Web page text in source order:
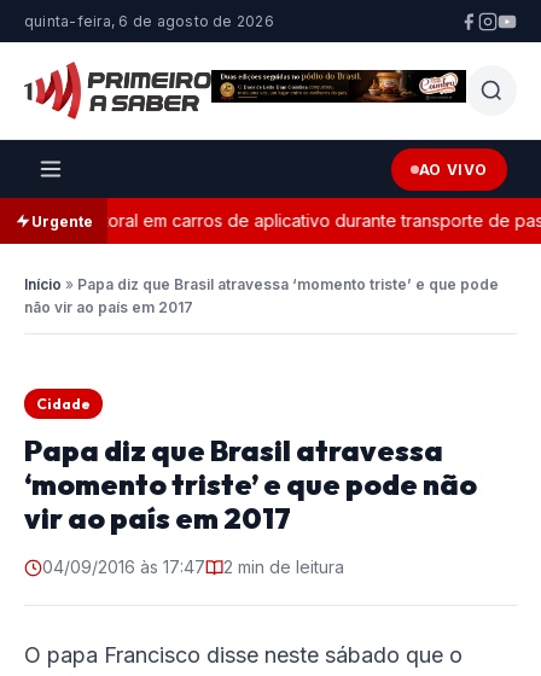
quinta-feira, 6 de agosto de 2026
AO VIVO
Urgente
eleitoral em carros de aplicativo durante transporte de
Início » Papa diz que Brasil atravessa ‘momento triste’ e que pode
não vir ao país em 2017
Cidade
Papa diz que Brasil atravessa
‘momento triste’ e que pode não
vir ao país em 2017
04/09/2016 às 17:47 2 min de leitura
O papa Francisco disse neste sábado que o